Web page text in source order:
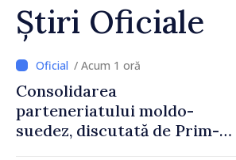
Știri Oficiale
/ Acum 1 oră
Consolidarea
parteneriatului moldo-
suedez, discutată de Prim-